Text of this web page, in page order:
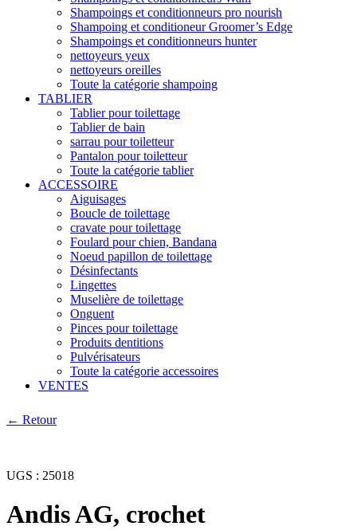
Shampoings et conditionneurs pro nourish
Shampoing et conditioneur Groomer’s Edge
Shampoings et conditionneurs hunter
nettoyeurs yeux
nettoyeurs oreilles
Toute la catégorie shampoing
TABLIER
Tablier pour toilettage
Tablier de bain
sarrau pour toiletteur
Pantalon pour toiletteur
Toute la catégorie tablier
ACCESSOIRE
Aiguisages
Boucle de toilettage
cravate pour toilettage
Foulard pour chien, Bandana
Noeud papillon de toilettage
Désinfectants
Lingettes
Muselière de toilettage
Onguent
Pinces pour toilettage
Produits dentitions
Pulvérisateurs
Toute la catégorie accessoires
VENTES
← Retour
UGS : 25018
Andis AG, crochet